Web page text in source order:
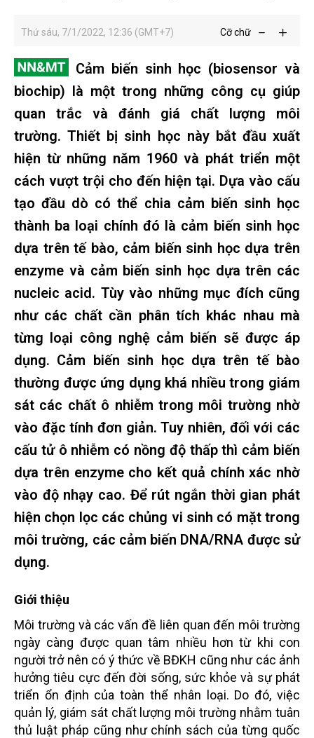
Thứ sáu, 7/1/2022, 12:36 (GMT+7) Cỡ chữ
Cảm biến sinh học (biosensor và
biochip) là một trong những công cụ giúp
quan trắc và đánh giá chất lượng môi
trường. Thiết bị sinh học này bắt đầu xuất
hiện từ những năm 1960 và phát triển một
cách vượt trội cho đến hiện tại. Dựa vào cấu
tạo đầu dò có thể chia cảm biến sinh học
thành ba loại chính đó là cảm biến sinh học
dựa trên tế bào, cảm biến sinh học dựa trên
enzyme và cảm biến sinh học dựa trên các
nucleic acid. Tùy vào những mục đích cũng
như các chất cần phân tích khác nhau mà
từng loại công nghệ cảm biến sẽ được áp
dụng. Cảm biến sinh học dựa trên tế bào
thường được ứng dụng khá nhiều trong giám
sát các chất ô nhiễm trong môi trường nhờ
vào đặc tính đơn giản. Tuy nhiên, đối với các
cấu tử ô nhiễm có nồng độ thấp thì cảm biến
dựa trên enzyme cho kết quả chính xác nhờ
vào độ nhạy cao. Để rút ngắn thời gian phát
hiện chọn lọc các chủng vi sinh có mặt trong
môi trường, các cảm biến DNA/RNA được sử
dụng.
Giới thiệu
Môi trường và các vấn đề liên quan đến môi trường
ngày càng được quan tâm nhiều hơn từ khi con
người trở nên có ý thức về BĐKH cũng như các ảnh
hưởng tiêu cực đến đời sống, sức khỏe và sự phát
triển ổn định của toàn thể nhân loại. Do đó, việc
quản lý, giám sát chất lượng môi trường nhằm tuân
thủ luật pháp cũng như chính sách của từng quốc